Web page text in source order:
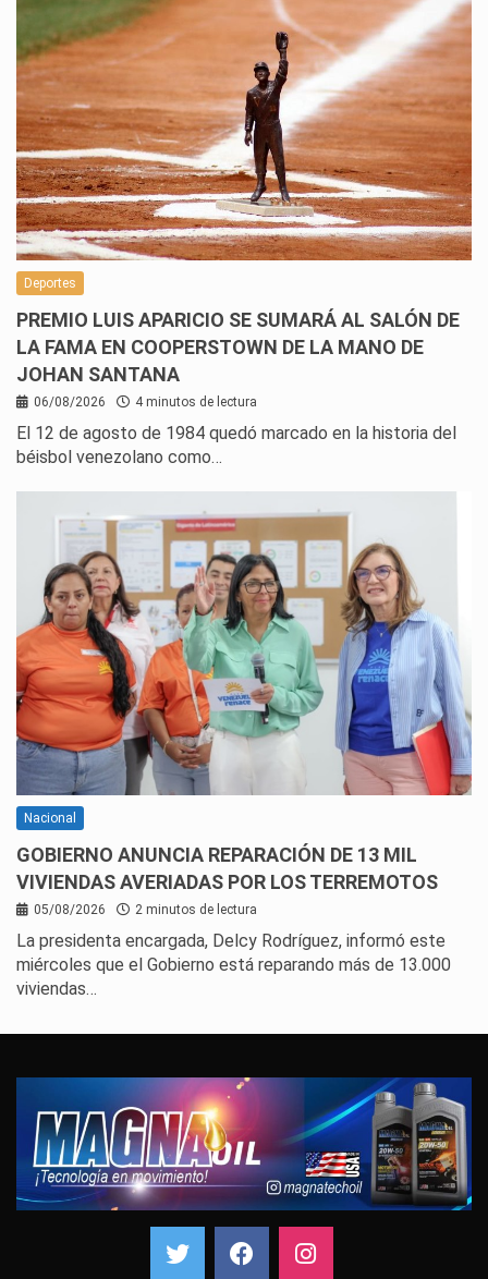
Deportes
PREMIO LUIS APARICIO SE SUMARÁ AL SALÓN DE
LA FAMA EN COOPERSTOWN DE LA MANO DE
JOHAN SANTANA
06/08/2026 4 minutos de lectura
El 12 de agosto de 1984 quedó marcado en la historia del
béisbol venezolano como…
Nacional
GOBIERNO ANUNCIA REPARACIÓN DE 13 MIL
VIVIENDAS AVERIADAS POR LOS TERREMOTOS
05/08/2026 2 minutos de lectura
La presidenta encargada, Delcy Rodríguez, informó este
miércoles que el Gobierno está reparando más de 13.000
viviendas…